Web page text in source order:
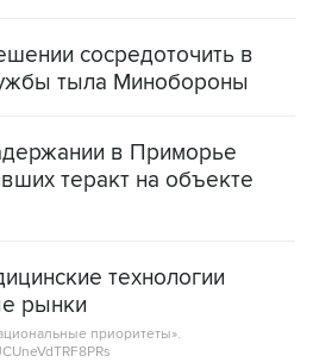
сосредоточить в
тыла Минобороны
в Приморье
теракт на объекте
технологии
рынки
приоритеты».